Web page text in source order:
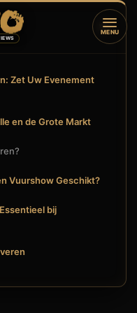
MENU
▼
Zet Uw Evenement
en de Grote Markt
Vuurshow Geschikt?
bij